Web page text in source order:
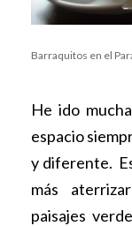
Barraquitos en el
He ido
espacio
y diferente.
más
paisajes